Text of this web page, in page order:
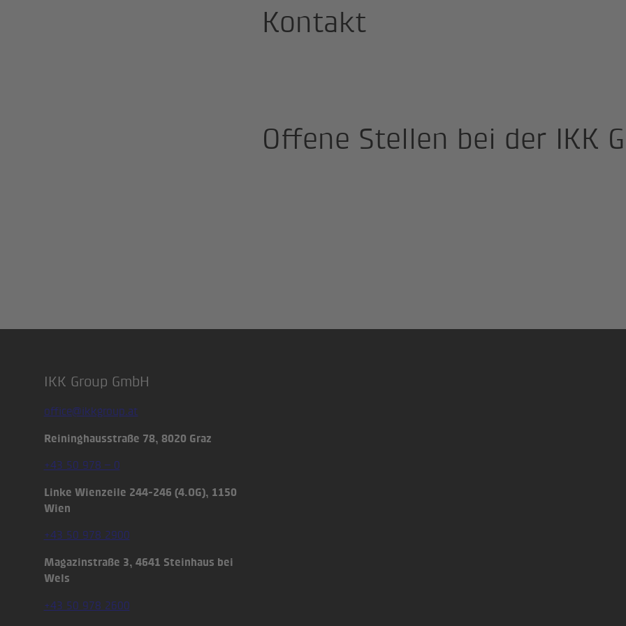
Kontakt
Offene Stellen bei der IKK
FooterIKK Group GmbH
office@ikkgroup.at
Reininghausstraße 78, 8020 Graz
+43 50 978 – 0
Linke Wienzeile 244-246 (4.OG), 1150
Wien
+43 50 978 2900
Magazinstraße 3, 4641 Steinhaus bei
Wels
+43 50 978 2600